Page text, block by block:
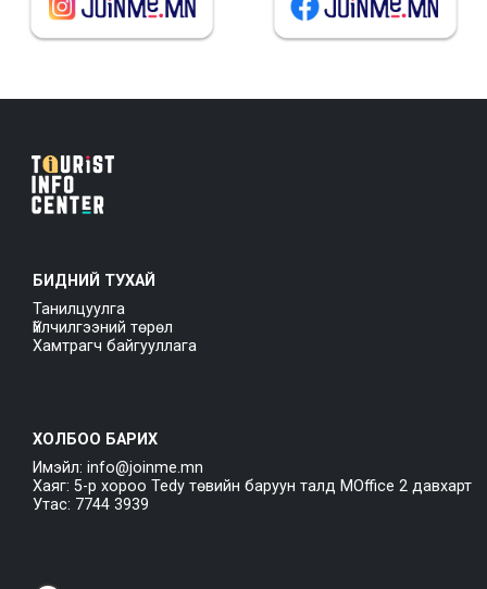
БИДНИЙ ТУХАЙ
Танилцуулга
Үйлчилгээний төрөл
Хамтрагч байгууллага
ХОЛБОО БАРИХ
Имэйл: info@joinme.mn
Хаяг: 5-р хороо Tedy төвийн баруун талд MOffice 2 давхарт
Утас: 7744 3939